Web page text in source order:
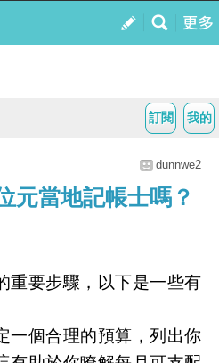
我的
訂閱
dunnwe2
元當地記帳士嗎？
重要步驟，以下是一些有
一個合理的預算，列出你